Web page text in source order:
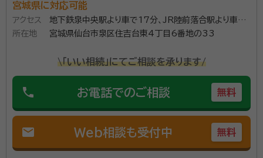
宮城県に対応可能
アクセス
地下鉄泉中央駅より車で17分、JR陸前落合駅より車で
17分
所在地 宮城県仙台市泉区住吉台東4丁目6番地の33
\「いい相続」にてご相談を承ります/
phone お電話でのご相談 無料
mail Web相談も受付中 無料